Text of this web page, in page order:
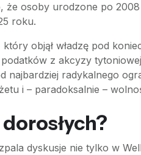
osoby urodzone po
roku.
objął władzę pod
z akcyzy
najbardziej radykalnego
i – paradoksalnie –
dyskusje nie tylko w